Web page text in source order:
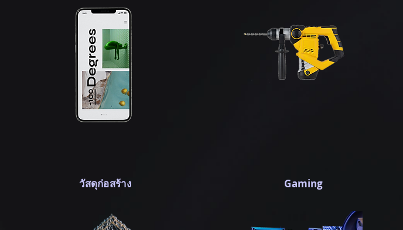
วัสดุก่อสร้าง Gaming